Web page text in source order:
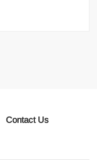
Contact Us